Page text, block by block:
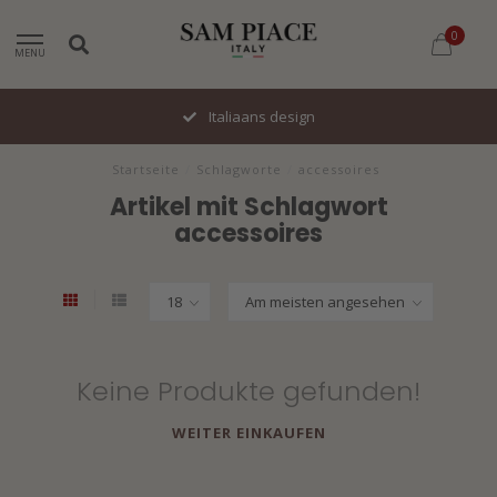
MENU
0
Italiaans design
Startseite Schlagworte accessoires
Artikel mit Schlagwort
accessoires
Keine Produkte gefunden!
WEITER EINKAUFEN